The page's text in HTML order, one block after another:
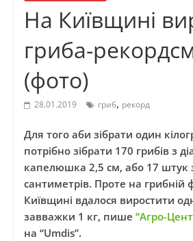
На Київщині
гриба-
(фото)
28.01.2019 гриб, рекорд
Для того аби зібрати один
потрібно зібрати 170 грибів з
капелюшка 2,5 см, або 17
сантиметрів. Проте на грибній
Київщині вдалося виростити
завважки 1 кг, пише “Агро-
на “Umdis”.